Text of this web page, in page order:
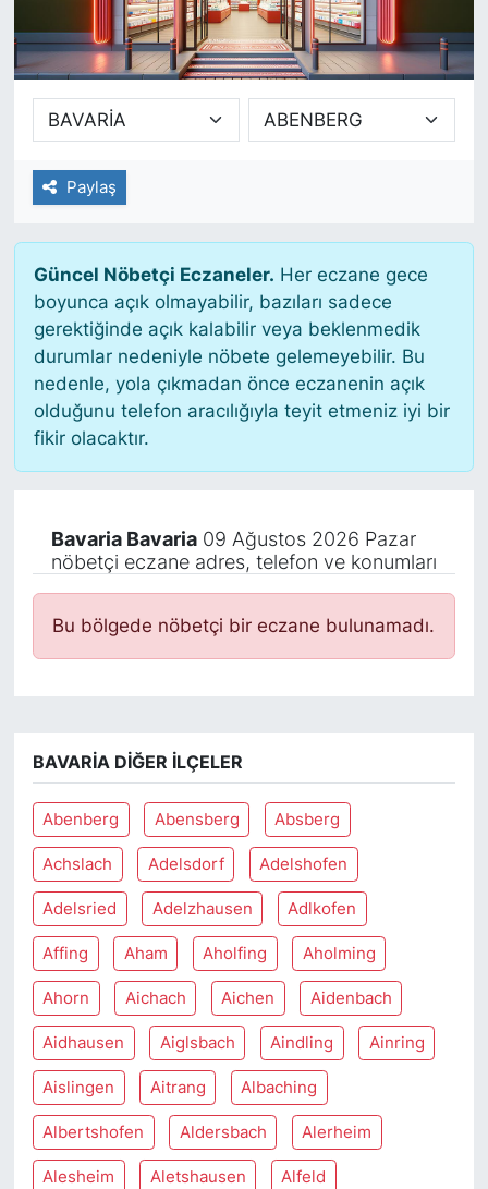
Paylaş
Güncel Nöbetçi Eczaneler. Her eczane gece
boyunca açık olmayabilir, bazıları sadece
gerektiğinde açık kalabilir veya beklenmedik
durumlar nedeniyle nöbete gelemeyebilir. Bu
nedenle, yola çıkmadan önce eczanenin açık
olduğunu telefon aracılığıyla teyit etmeniz iyi bir
fikir olacaktır.
Bavaria Bavaria09 Ağustos 2026 Pazar
nöbetçi eczane adres, telefon ve konumları
Bu bölgede nöbetçi bir eczane bulunamadı.
BAVARIA DIĞER İLÇELER
Abenberg Abensberg Absberg
Achslach Adelsdorf Adelshofen
Adelsried Adelzhausen Adlkofen
Affing Aham Aholfing Aholming
Ahorn Aichach Aichen Aidenbach
Aidhausen Aiglsbach Aindling Ainring
Aislingen Aitrang Albaching
Albertshofen Aldersbach Alerheim
Alesheim Aletshausen Alfeld
SİYASET
SAĞLIK